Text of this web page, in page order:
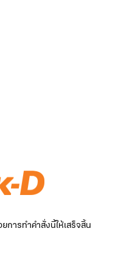
ารทำคำสั่งนี้ให้เสร็จสิ้น